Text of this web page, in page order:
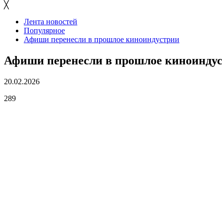
╳
Лента новостей
Популярное
Афиши перенесли в прошлое киноиндустрии
Афиши перенесли в прошлое
20.02.2026
289